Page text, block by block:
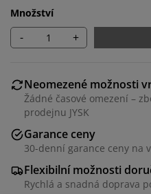
Množství
- +
Neomezené možnosti
Žádné časové omezení –
prodejnu JYSK
Garance ceny
30-denní garance ceny na
Flexibilní možnosti
Rychlá a snadná doprava